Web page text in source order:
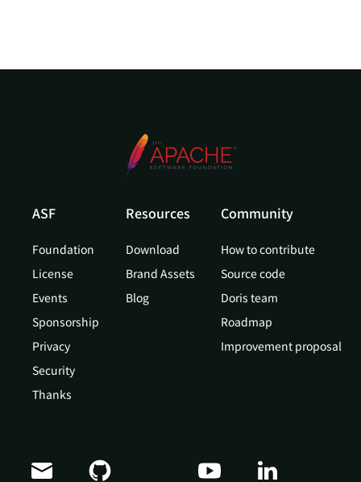
ASF
Foundation
License
Events
Sponsorship
Privacy
Security
Thanks
Resources
Download
Brand Assets
Blog
Community
How to contribute
Source code
Doris team
Roadmap
Improvement proposal